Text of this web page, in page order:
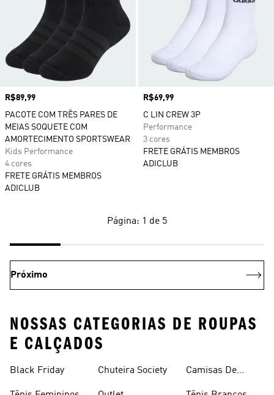
Preço
R$89,99
PACOTE COM TRÊS PARES DE
MEIAS SOQUETE COM
AMORTECIMENTO SPORTSWEAR
Kids Performance
4 cores
FRETE GRÁTIS MEMBROS
ADICLUB
Preço
R$69,99
C LIN CREW 3P
Performance
3 cores
FRETE GRÁTIS MEMBROS
ADICLUB
Página: 1 de 5
Próximo
NOSSAS CATEGORIAS DE ROUPAS
E CALÇADOS
Black Friday Chuteira Society
Camisas De